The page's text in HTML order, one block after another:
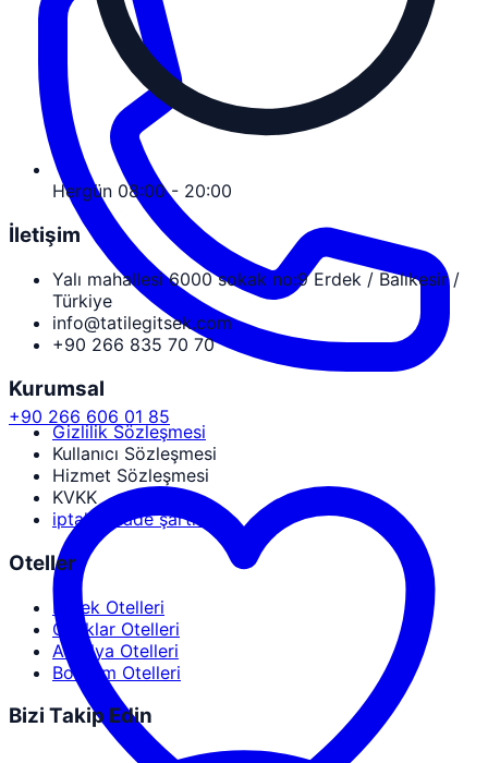
+90 266 606 01 85
Hergün 08:00 - 20:00
İletişim
Yalı mahallesi 6000 sokak no:9 Erdek / Balıkesir /
Türkiye
info@tatilegitsek.com
+90 266 835 70 70
Kurumsal
Gizlilik Sözleşmesi
Kullanıcı Sözleşmesi
Hizmet Sözleşmesi
KVKK
iptal ve iade şartları
Oteller
Erdek Otelleri
Ocaklar Otelleri
Antalya Otelleri
Bodrum Otelleri
Bizi Takip Edin